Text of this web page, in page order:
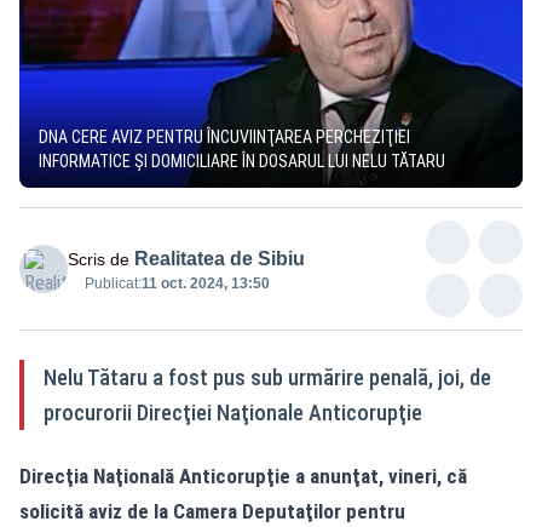
DNA CERE AVIZ PENTRU ÎNCUVIINŢAREA PERCHEZIŢIEI
INFORMATICE ŞI DOMICILIARE ÎN DOSARUL LUI NELU TĂTARU
Scris de Realitatea de Sibiu
Publicat:11 oct. 2024, 13:50
Nelu Tătaru a fost pus sub urmărire penală, joi, de
procurorii Direcţiei Naţionale Anticorupţie
Direcţia Naţională Anticorupţie a anunţat, vineri, că
solicită aviz de la Camera Deputaţilor pentru